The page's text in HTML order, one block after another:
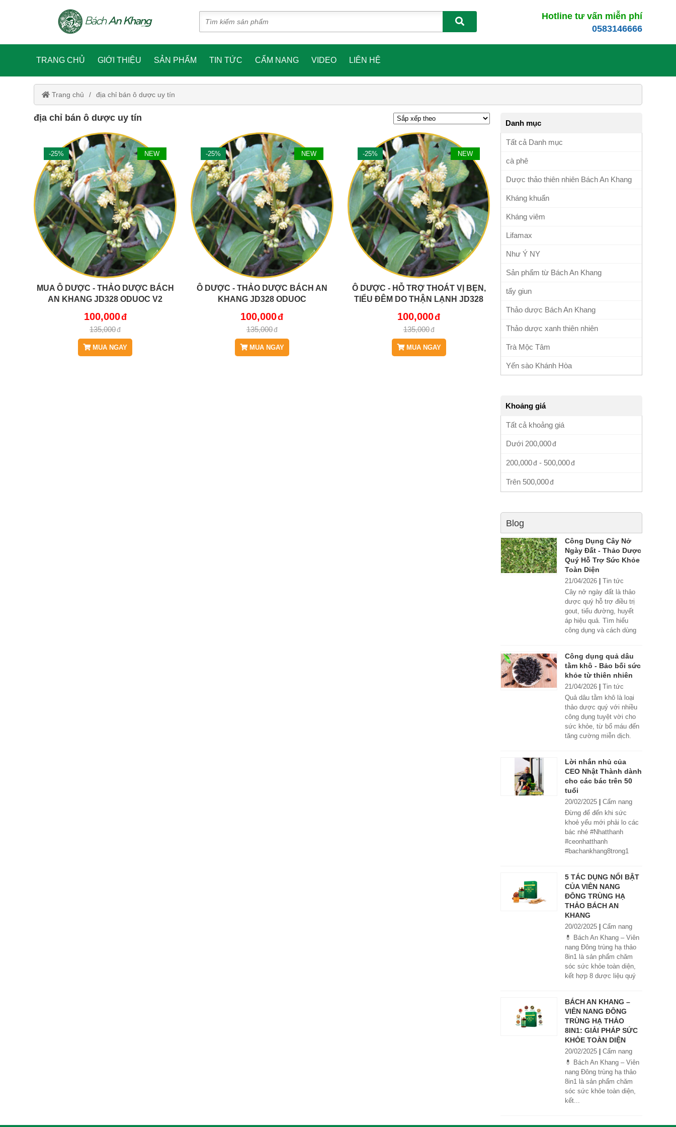
Hotline tư vấn miễn phí
0583146666
TRANG CHỦ GIỚI THIỆU SẢN PHẨM TIN TỨC CẨM NANG VIDEO LIÊN HỆ
Trang chủ địa chỉ bán ô dược uy tín
địa chỉ bán ô dược uy tín
-25% NEW
MUA Ô DƯỢC - THẢO DƯỢC BÁCH
AN KHANG JD328 ODUOC V2
100,000
135,000
MUA NGAY
-25% NEW
Ô DƯỢC - THẢO DƯỢC BÁCH AN
KHANG JD328 ODUOC
100,000
135,000
MUA NGAY
-25% NEW
Ô DƯỢC - HỖ TRỢ THOÁT VỊ BẸN,
TIỂU ĐÊM DO THẬN LẠNH JD328
100,000
135,000
MUA NGAY
Danh mục
Tất cả Danh mục
cà phê
Dược thảo thiên nhiên Bách An Khang
Kháng khuẩn
Kháng viêm
Lifamax
Như Ý NY
Sản phẩm từ Bách An Khang
tẩy giun
Thảo dược Bách An Khang
Thảo dược xanh thiên nhiên
Trà Mộc Tâm
Yến sào Khánh Hòa
Khoảng giá
Tất cả khoảng giá
Dưới 200,000
200,000 - 500,000
Trên 500,000
Blog
Công Dụng Cây Nở
Ngày Đất - Thảo Dược
Quý Hỗ Trợ Sức Khỏe
Toàn Diện
21/04/2026
Tin tức
Cây nở ngày đất là thảo
dược quý hỗ trợ điều trị
gout, tiểu đường, huyết
áp hiệu quả. Tìm hiểu
công dụng và cách dùng
Công dụng quả dâu
tằm khô - Bảo bối sức
khỏe từ thiên nhiên
21/04/2026
Tin tức
Quả dâu tằm khô là loại
thảo dược quý với nhiều
công dụng tuyệt vời cho
sức khỏe, từ bổ máu đến
tăng cường miễn dịch.
Lời nhắn nhủ của
CEO Nhật Thành dành
cho các bác trên 50
tuổi
20/02/2025
Cẩm nang
Đừng để đến khi sức
khoẻ yếu mới phải lo các
bác nhé #Nhatthanh
#ceonhatthanh
#bachankhang8trong1
#khoetubentrong
#nhatthanhbak
5 TÁC DỤNG NỔI BẬT
CỦA VIÊN NANG
ĐÔNG TRÙNG HẠ
THẢO BÁCH AN
KHANG
20/02/2025
Cẩm nang
💊 Bách An Khang – Viên
nang Đông trùng hạ thảo
8in1 là sản phẩm chăm
sóc sức khỏe toàn diện,
kết hợp 8 dược liệu quý
ngủ ngon, giảm mệt mỏi.
Sản phẩm được sản xuất
tại nhà máy đạt chuẩn
GMP, sử dụng công nghệ
cao khô đậm đặc gấp 10
lần, giúp hấp thu nhanh và
hiệu quả hơn.
BÁCH AN KHANG –
VIÊN NANG ĐÔNG
TRÙNG HẠ THẢO
8IN1: GIẢI PHÁP SỨC
KHỎE TOÀN DIỆN
20/02/2025
Cẩm nang
💊 Bách An Khang – Viên
nang Đông trùng hạ thảo
8in1 là sản phẩm chăm
sóc sức khỏe toàn diện,
kết...